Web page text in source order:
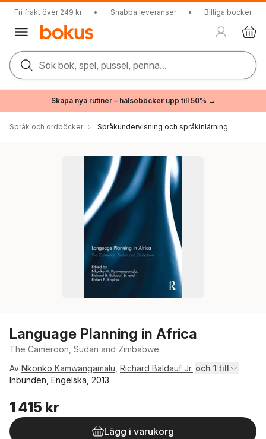
Fri frakt över 249 kr • Snabba leveranser • Billiga böcker
Sök bok, spel, pussel, penna...
Skapa nya rutiner – hälsoböcker upp till 50% →
Språk och ordböcker Språkundervisning och språkinlärning
Language Planning in Africa
The Cameroon, Sudan and Zimbabwe
Av Nkonko Kamwangamalu Richard Baldauf Jr. och 1 till
Inbunden, Engelska, 2013
1 415 kr
Lägg i varukorg